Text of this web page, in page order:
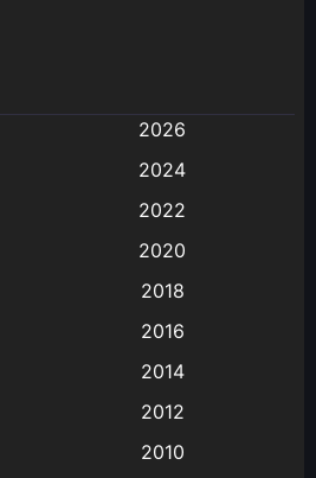
2026
2024
2022
2020
2018
2016
2014
2012
2010